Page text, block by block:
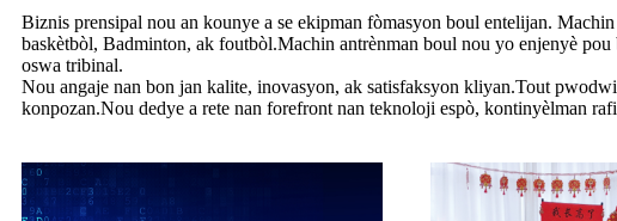
Biznis prensipal nou an kounye a se ekipman fòmasyon boul entelijan.
baskètbòl, Badminton, ak foutbòl.Machin antrènman boul nou yo enjenyè
oswa tribinal.
Nou angaje nan bon jan kalite, inovasyon, ak satisfaksyon kliyan.Tout
konpozan.Nou dedye a rete nan forefront nan teknoloji espò, kontinyèlman